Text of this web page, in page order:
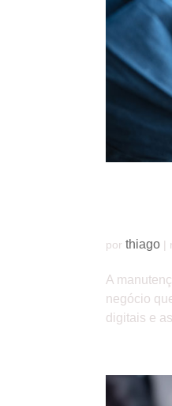
porthiago |
A
negócio
digitais e